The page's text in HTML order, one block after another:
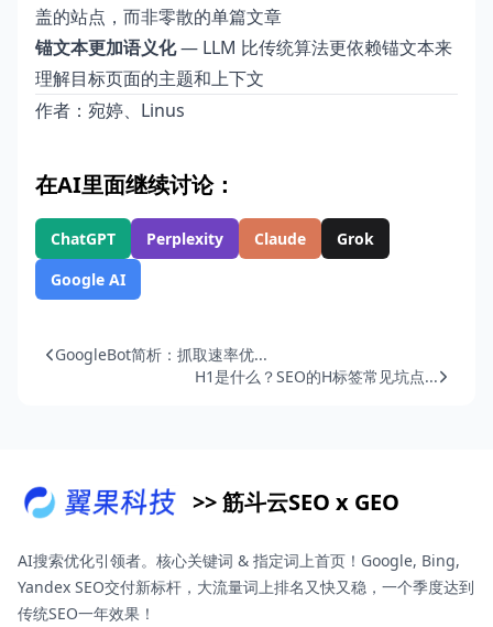
盖的站点，而非零散的单篇文章
锚文本更加语义化— LLM 比传统算法更依赖锚文本来
理解目标页面的主题和上下文
作者：宛婷、Linus
在AI里面继续讨论：
ChatGPT Perplexity Claude
Grok
Google AI
GoogleBot简析：抓取速率优...
H1是什么？SEO的H标签常见坑点...
>> 筋斗云SEO x GEO
AI搜索优化引领者。核心关键词 & 指定词上首页！Google, Bing,
Yandex SEO交付新标杆，大流量词上排名又快又稳，一个季度达到
传统SEO一年效果！